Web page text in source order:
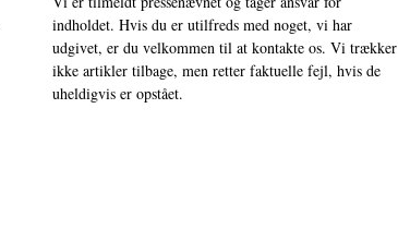
indholdet. Hvis du er utilfreds med noget, vi har
udgivet, er du velkommen til at kontakte os. Vi trækker
ikke artikler tilbage, men retter faktuelle fejl, hvis de
uheldigvis er opstået.